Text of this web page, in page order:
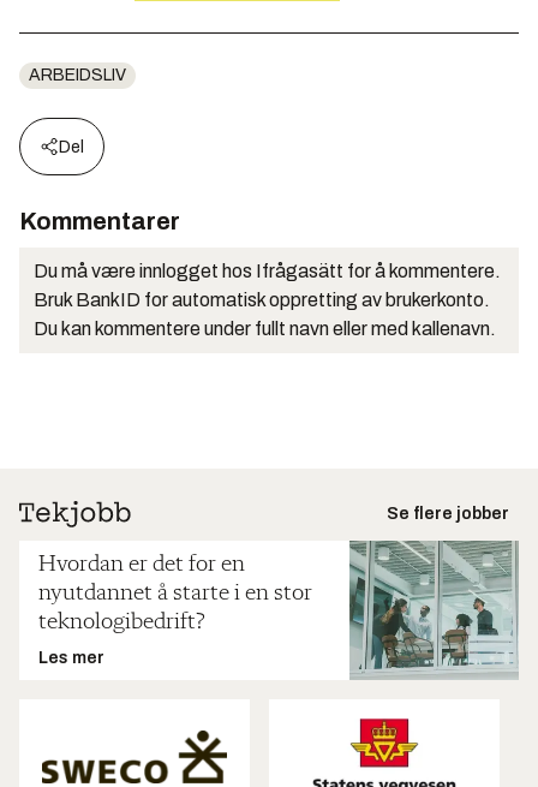
ARBEIDSLIV
Del
Kommentarer
Du må være innlogget hos Ifrågasätt for å kommentere.
Bruk BankID for automatisk oppretting av brukerkonto.
Du kan kommentere under fullt navn eller med kallenavn.
Se flere jobber
Hvordan er det for en
nyutdannet å starte i en stor
teknologibedrift?
Les mer